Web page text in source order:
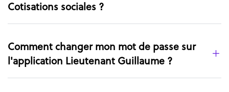
Cotisations sociales ?
Comment changer mon mot de passe sur
l'application Lieutenant Guillaume ?